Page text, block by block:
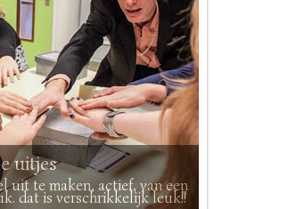
uitjes
uit te maken, actief, van een
dat is verschrikkelijk leuk!!